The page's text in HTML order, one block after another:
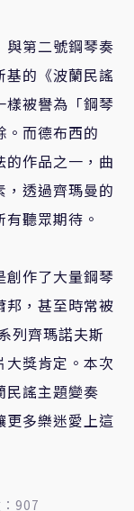
與第二號鋼琴奏
基的《波蘭民謠
樣被譽為「鋼琴
。而德布西的
的作品之一，曲
，透過齊瑪曼的
聽眾期待。
創作了大量鋼琴
邦，甚至時常被
列齊瑪諾夫斯
獎肯定。本次
民謠主題變奏
更多樂迷愛上這
907